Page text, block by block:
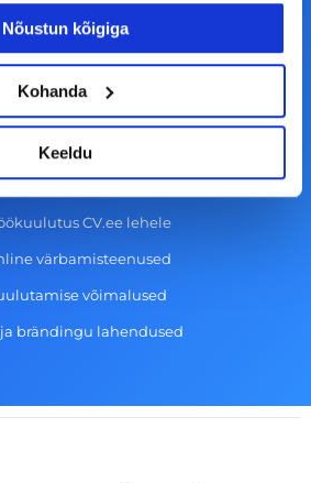
Nõustun kõigiga
Kohanda
Keeldu
a
m
n
tööpakkumiste teavitus
KKK
Tööandjale
CV.ee lehele
värbamisteenused
võimalused
brändingu lahendused